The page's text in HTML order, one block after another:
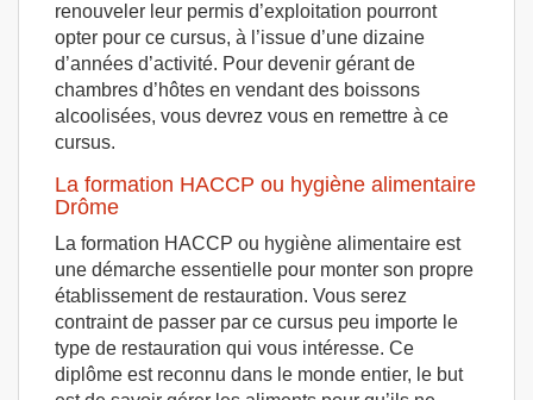
renouveler leur permis d’exploitation pourront
opter pour ce cursus, à l’issue d’une dizaine
d’années d’activité. Pour devenir gérant de
chambres d’hôtes en vendant des boissons
alcoolisées, vous devrez vous en remettre à ce
cursus.
La formation HACCP ou hygiène alimentaire
Drôme
La formation HACCP ou hygiène alimentaire est
une démarche essentielle pour monter son propre
établissement de restauration. Vous serez
contraint de passer par ce cursus peu importe le
type de restauration qui vous intéresse. Ce
diplôme est reconnu dans le monde entier, le but